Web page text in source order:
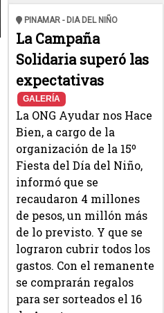
PINAMAR - DIA DEL NIÑO
La Campaña
Solidaria superó las
expectativas
GALERÍA
La ONG Ayudar nos Hace
Bien, a cargo de la
organización de la 15º
Fiesta del Día del Niño,
informó que se
recaudaron 4 millones
de pesos, un millón más
de lo previsto. Y que se
lograron cubrir todos los
gastos. Con el remanente
se comprarán regalos
para ser sorteados el 16